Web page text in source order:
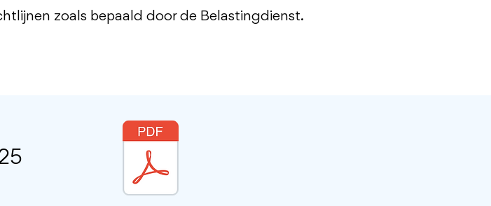
zoals bepaald door de Belastingdienst.